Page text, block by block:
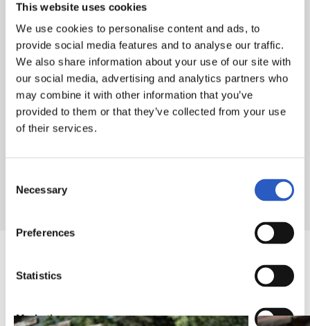
This website uses cookies
We use cookies to personalise content and ads, to
provide social media features and to analyse our traffic.
We also share information about your use of our site with
our social media, advertising and analytics partners who
may combine it with other information that you’ve
provided to them or that they’ve collected from your use
of their services.
Selection
Necessary
Preferences
Statistics
Marketing
Multideporte
Talleres, excursiones, finales de campeonatos
internos, fiesta final, regalos, visita a Anoeta, etc.
Entrenadores y monitores titulados y con gran
experiencia
Autobús Anoeta-Lekaroz (ida y vuelta) directo
Menú acordado con los servicios médicos de la
Real Sociedad